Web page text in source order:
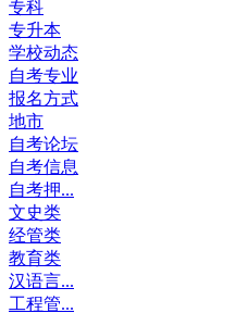
专科
专升本
学校动态
自考专业
报名方式
地市
自考论坛
自考信息
自考押...
文史类
经管类
教育类
汉语言...
工程管...